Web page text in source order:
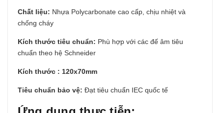
Chất liệu: Nhựa Polycarbonate cao cấp, chịu nhiệt và
chống cháy
Kích thước tiêu chuẩn: Phù hợp với các đế âm tiêu
chuẩn theo hệ Schneider
Kích thước : 120x70mm
Tiêu chuẩn bảo vệ: Đạt tiêu chuẩn IEC quốc tế